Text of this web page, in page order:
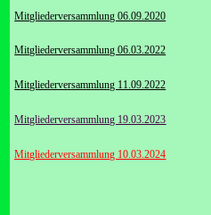
Mitgliederversammlung 06.09.2020
Mitgliederversammlung 06.03.2022
Mitgliederversammlung 11.09.2022
Mitgliederversammlung 19.03.2023
Mitgliederversammlung 10.03.2024